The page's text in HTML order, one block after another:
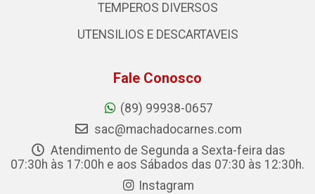
TEMPEROS DIVERSOS
UTENSILIOS E DESCARTAVEIS
Fale Conosco
(89) 99938-0657
sac@machadocarnes.com
Atendimento de Segunda a Sexta-feira das
07:30h às 17:00h e aos Sábados das 07:30 às 12:30h.
Instagram